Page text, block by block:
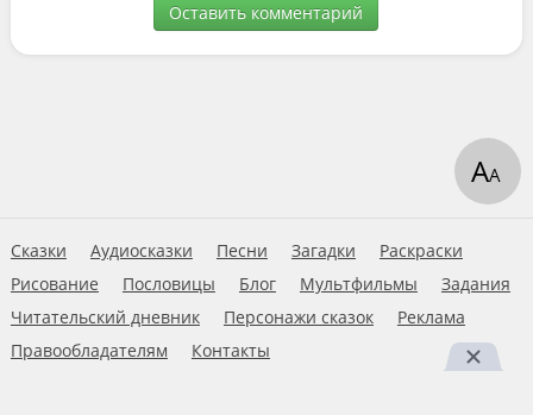
Оставить комментарий
Сказки Аудиосказки Песни Загадки
Раскраски
Рисование
Пословицы Блог Мультфильмы
Задания
Читательский дневник
Персонажи сказок
Реклама
Правообладателям
Контакты
АА